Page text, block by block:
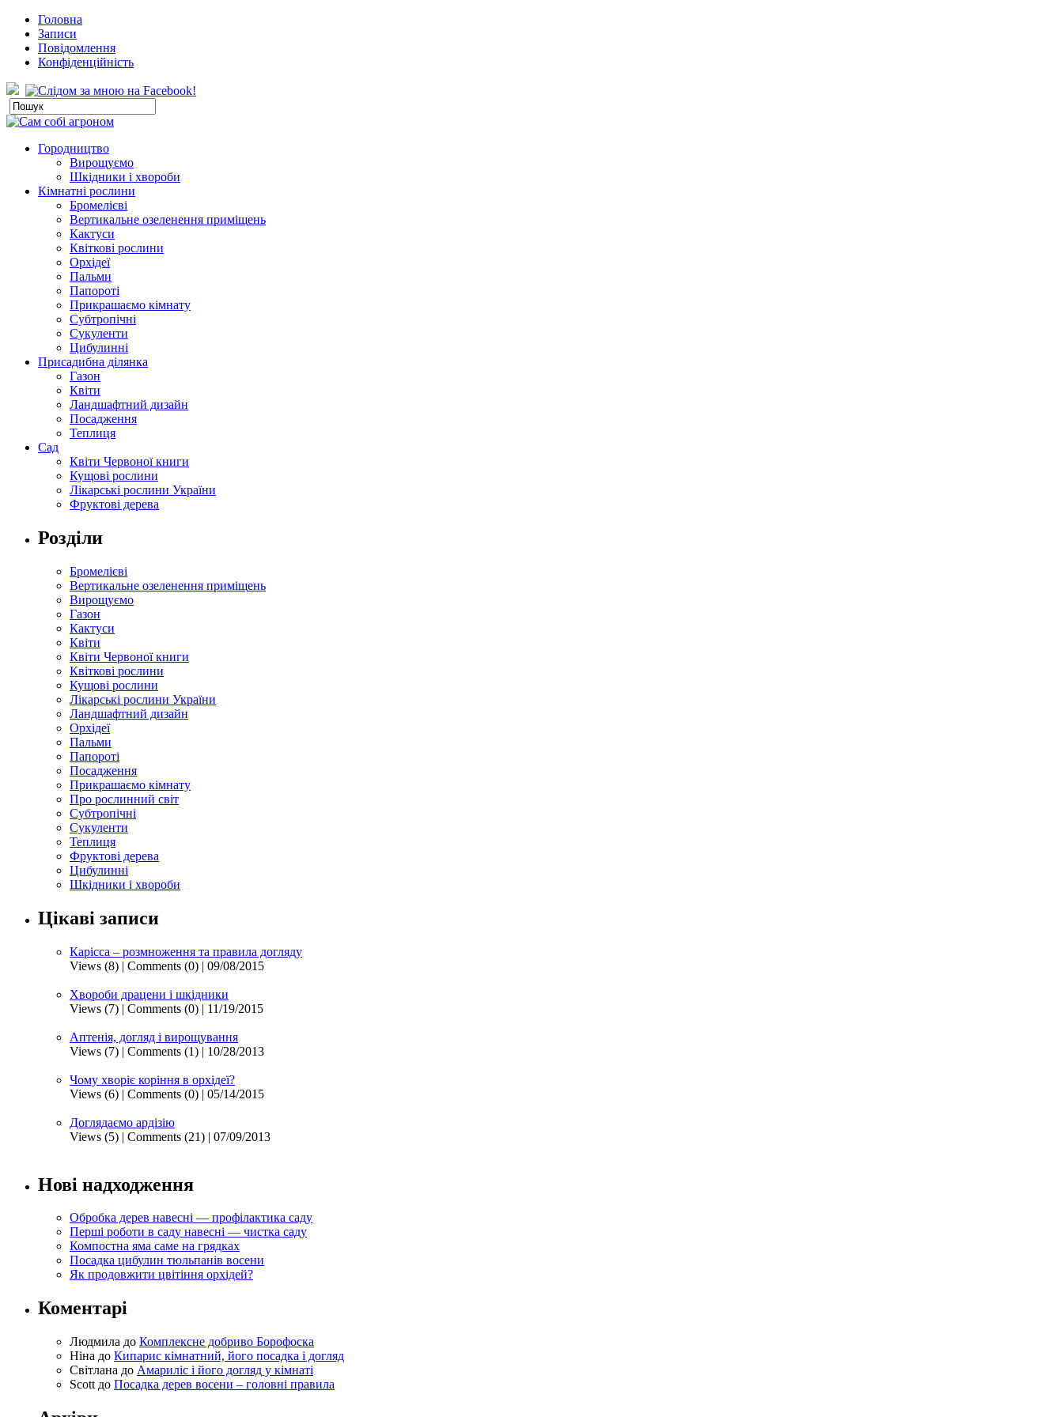
Головна
Записи
Повідомлення
Конфіденційність
Городництво
Вирощуємо
Шкідники і хвороби
Кімнатні рослини
Бромелієві
Вертикальне озеленення приміщень
Кактуси
Квіткові рослини
Орхідеї
Пальми
Папороті
Прикрашаємо кімнату
Субтропічні
Сукуленти
Цибулинні
Присадибна ділянка
Газон
Квіти
Ландшафтний дизайн
Посадження
Теплиця
Сад
Квіти Червоної книги
Кущові рослини
Лікарські рослини України
Фруктові дерева
Розділи
Бромелієві
Вертикальне озеленення приміщень
Вирощуємо
Газон
Кактуси
Квіти
Квіти Червоної книги
Квіткові рослини
Кущові рослини
Лікарські рослини України
Ландшафтний дизайн
Орхідеї
Пальми
Папороті
Посадження
Прикрашаємо кімнату
Про рослинний світ
Субтропічні
Сукуленти
Теплиця
Фруктові дерева
Цибулинні
Шкідники і хвороби
Цікаві записи
Карісса – розмноження та правила догляду
Views (8) | Comments (0) | 09/08/2015
Хвороби драцени і шкідники
Views (7) | Comments (0) | 11/19/2015
Аптенія, догляд і вирощування
Views (7) | Comments (1) | 10/28/2013
Чому хворіє коріння в орхідеї?
Views (6) | Comments (0) | 05/14/2015
Доглядаємо ардізію
Views (5) | Comments (21) | 07/09/2013
Нові надходження
Обробка дерев навесні — профілактика саду
Перші роботи в саду навесні — чистка саду
Компостна яма саме на грядках
Посадка цибулин тюльпанів восени
Як продовжити цвітіння орхідей?
Коментарі
Людмила до Комплексне добриво Борофоска
Ніна до Кипарис кімнатний, його посадка і догляд
Світлана до Амариліс і його догляд у кімнаті
Scott до Посадка дерев восени – головні правила